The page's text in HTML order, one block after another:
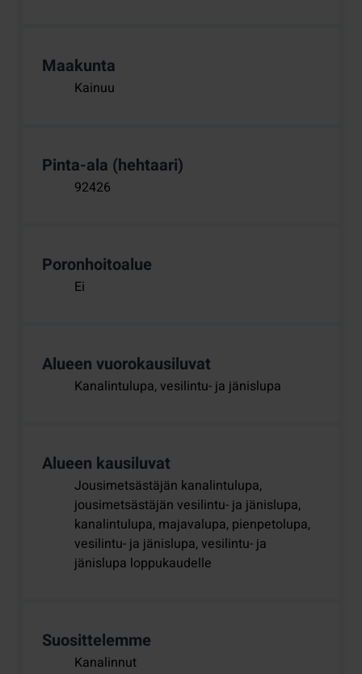
Maakunta
Kainuu
Pinta-ala (hehtaari)
92426
Poronhoitoalue
Ei
Alueen vuorokausiluvat
Kanalintulupa, vesilintu- ja jänislupa
Alueen kausiluvat
Jousimetsästäjän kanalintulupa,
jousimetsästäjän vesilintu- ja jänislupa,
kanalintulupa, majavalupa, pienpetolupa,
vesilintu- ja jänislupa, vesilintu- ja
jänislupa loppukaudelle
Suosittelemme
Kanalinnut